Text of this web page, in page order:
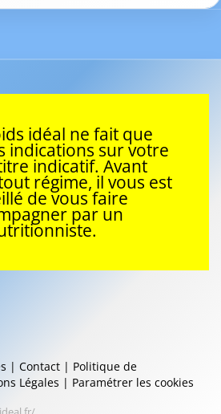
idéal ne fait que
indications sur votre
indicatif. Avant
régime, il vous est
de vous faire
par un
| Contact | Politique de
Légales | Paramétrer les cookies